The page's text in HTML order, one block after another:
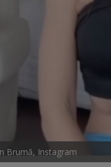
Brumă, Instagram